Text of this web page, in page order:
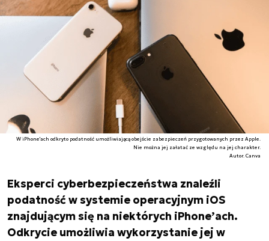
W iPhone'ach odkryto podatność umożliwiającą obejście zabezpieczeń przygotowanych przez Apple.
Nie można jej załatać ze względu na jej charakter.
Autor. Canva
Eksperci cyberbezpieczeństwa znaleźli
podatność w systemie operacyjnym iOS
znajdującym się na niektórych iPhone’ach.
Odkrycie umożliwia wykorzystanie jej w